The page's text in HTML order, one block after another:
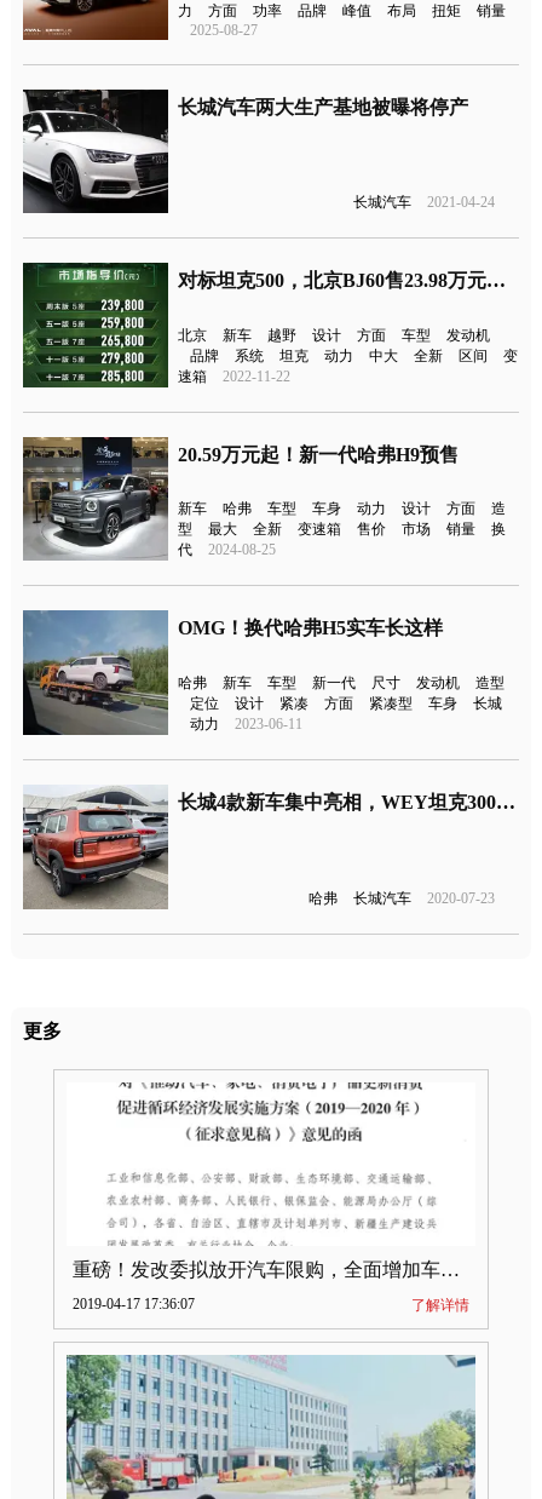
力
方面 功率 品牌 峰值 布局 扭矩
销量
2025-08-27
长城汽车两大生产基地被曝将停产
长城汽车 2021-04-24
对标坦克500，北京BJ60售23.98万元起上市
北京 新车 越野 设计 方面 车型
发动机
品牌
系统 坦克 动力 中大 全新 区间
变
速箱
2022-11-22
20.59万元起！新一代哈弗H9预售
新车 哈弗 车型 车身 动力 设计 方面
造
型
最大 全新 变速箱 售价 市场 销量
换
代
2024-08-25
OMG！换代哈弗H5实车长这样
哈弗 新车 车型 新一代 尺寸 发动机
造型
定位
设计 紧凑 方面 紧凑型 车身
长城
动力
2023-06-11
长城4款新车集中亮相，WEY坦克300实车曝光
哈弗 长城汽车 2020-07-23
更多
重磅！发改委拟放开汽车限购，全面增加车牌指标
2019-04-17 17:36:07 了解详情